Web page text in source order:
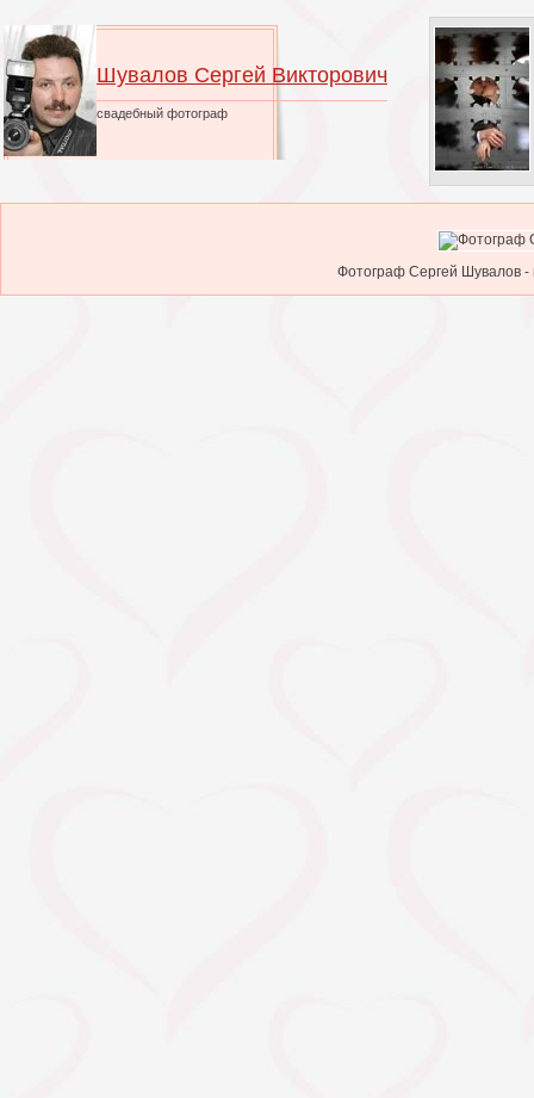
Шувалов Сергей Викторович
свадебный фотограф
Фотограф Сергей Шувалов -